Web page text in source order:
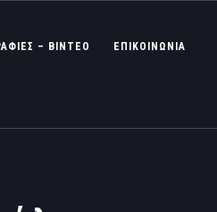
– ΒΊΝΤΕΟ ΕΠΙΚΟΙΝΩΝΙΑ